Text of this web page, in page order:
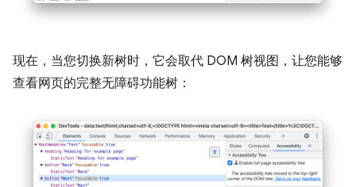
现在，当您切换新树时，它会取代 DOM 树视图，让您能够
查看网页的完整无障碍功能树：